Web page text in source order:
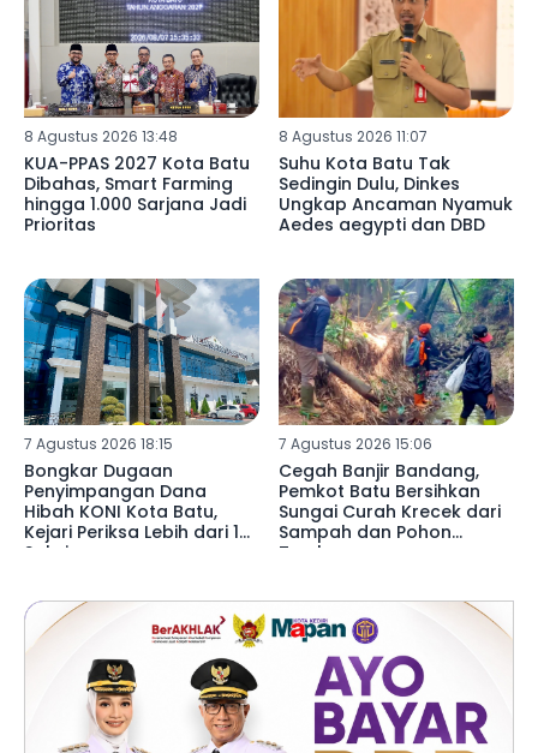
8 Agustus 2026 13:48
KUA-PPAS 2027 Kota Batu
Dibahas, Smart Farming
hingga 1.000 Sarjana Jadi
Prioritas
8 Agustus 2026 11:07
Suhu Kota Batu Tak
Sedingin Dulu, Dinkes
Ungkap Ancaman Nyamuk
Aedes aegypti dan DBD
7 Agustus 2026 18:15
Bongkar Dugaan
Penyimpangan Dana
Hibah KONI Kota Batu,
Kejari Periksa Lebih dari 15
Saksi
7 Agustus 2026 15:06
Cegah Banjir Bandang,
Pemkot Batu Bersihkan
Sungai Curah Krecek dari
Sampah dan Pohon
Tumbang